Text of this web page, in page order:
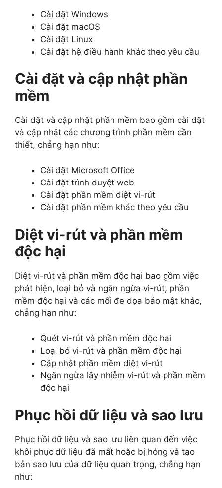
Cài đặt Windows
Cài đặt macOS
Cài đặt Linux
Cài đặt hệ điều hành khác theo yêu cầu
Cài đặt và cập nhật phần
mềm
Cài đặt và cập nhật phần mềm bao gồm cài đặt
và cập nhật các chương trình phần mềm cần
thiết, chẳng hạn như:
Cài đặt Microsoft Office
Cài đặt trình duyệt web
Cài đặt phần mềm diệt vi-rút
Cài đặt phần mềm khác theo yêu cầu
Diệt vi-rút và phần mềm
độc hại
Diệt vi-rút và phần mềm độc hại bao gồm việc
phát hiện, loại bỏ và ngăn ngừa vi-rút, phần
mềm độc hại và các mối đe dọa bảo mật khác,
chẳng hạn như:
Quét vi-rút và phần mềm độc hại
Loại bỏ vi-rút và phần mềm độc hại
Cập nhật phần mềm diệt vi-rút
Ngăn ngừa lây nhiễm vi-rút và phần mềm
độc hại
Phục hồi dữ liệu và sao lưu
Phục hồi dữ liệu và sao lưu liên quan đến việc
khôi phục dữ liệu đã mất hoặc bị hỏng và tạo
bản sao lưu của dữ liệu quan trọng, chẳng hạn
như: